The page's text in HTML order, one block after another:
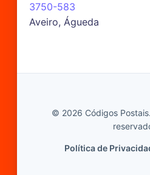
3750-583
Aveiro, Águeda
© 2026 Códigos
Política de